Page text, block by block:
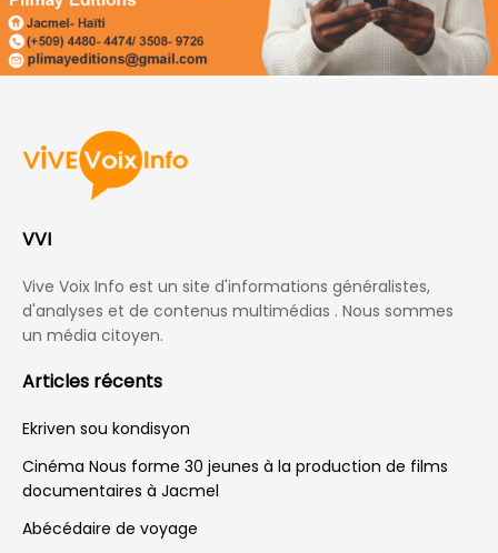
VVI
Vive Voix Info est un site d'informations généralistes,
d'analyses et de contenus multimédias . Nous sommes
un média citoyen.
Articles récents
Ekriven sou kondisyon
Cinéma Nous forme 30 jeunes à la production de films
documentaires à Jacmel
Abécédaire de voyage